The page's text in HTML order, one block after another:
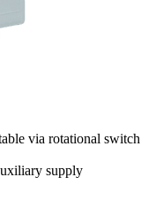
via rotational switch
supply